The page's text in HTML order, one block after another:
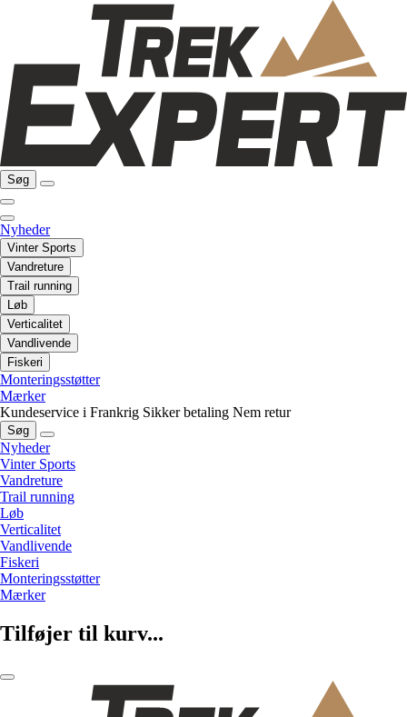
Søg
Nyheder
Vinter Sports
Vandreture
Trail running
Løb
Verticalitet
Vandlivende
Fiskeri
Monteringsstøtter
Mærker
Kundeservice i Frankrig Sikker betaling Nem retur
Søg
Nyheder
Vinter Sports
Vandreture
Trail running
Løb
Verticalitet
Vandlivende
Fiskeri
Monteringsstøtter
Mærker
Tilføjer til kurv...